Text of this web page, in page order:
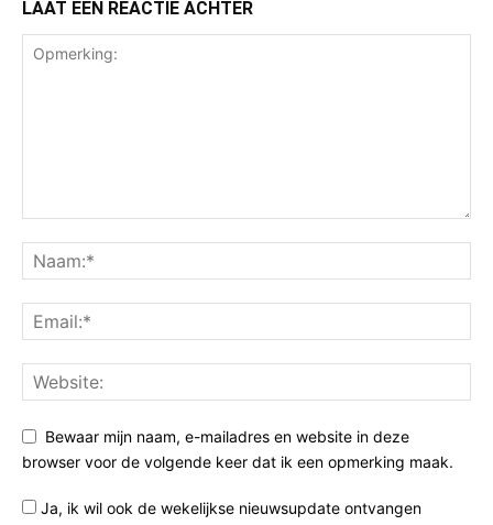
LAAT EEN REACTIE ACHTER
Bewaar mijn naam, e-mailadres en website in deze
browser voor de volgende keer dat ik een opmerking maak.
Ja, ik wil ook de wekelijkse nieuwsupdate ontvangen